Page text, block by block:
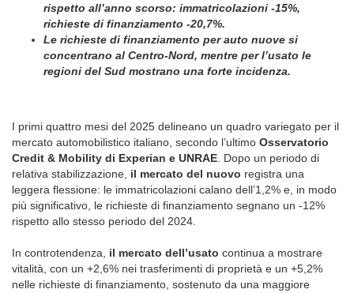
rispetto all’anno scorso: immatricolazioni -15%,
richieste di finanziamento -20,7%.
Le richieste di finanziamento per auto nuove si
concentrano al Centro-Nord, mentre per l’usato le
regioni del Sud mostrano una forte incidenza.
I primi quattro mesi del 2025 delineano un quadro variegato per il
mercato automobilistico italiano, secondo l’ultimo Osservatorio
Credit & Mobility di Experian e UNRAE . Dopo un periodo di
relativa stabilizzazione, il mercato del nuovo registra una
leggera flessione: le immatricolazioni calano dell’1,2% e, in modo
più significativo, le richieste di finanziamento segnano un -12%
rispetto allo stesso periodo del 2024.
In controtendenza, il mercato dell’usato continua a mostrare
vitalità, con un +2,6% nei trasferimenti di proprietà e un +5,2%
nelle richieste di finanziamento, sostenuto da una maggiore